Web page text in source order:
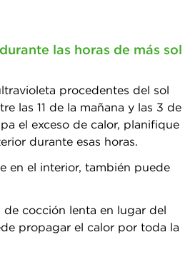
las horas de más sol
procedentes del sol
las 11 de la mañana y las 3 de
el exceso de calor, planifique
durante esas horas.
en el interior, también puede
de cocción lenta en lugar del
propagar el calor por toda la